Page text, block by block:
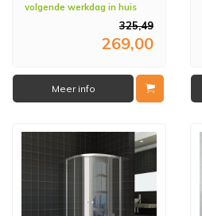
volgende werkdag in huis
325,49
269,00
Meer info